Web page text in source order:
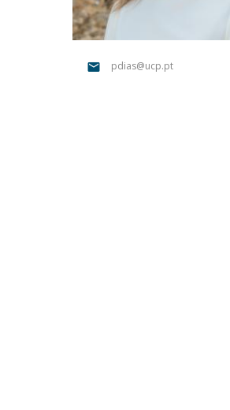
Portuguesa
Católica Research Centre for
Social Wellbeing
pdias@ucp.pt